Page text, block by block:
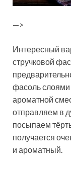
—>
Интересный
стручковой
фасоль
ароматной
отправляем в
посыпаем
получается
и ароматный.